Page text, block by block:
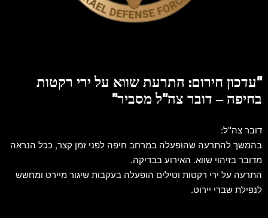
"עדכון חירום: התרעת שווא על ירי רקטות
בחיפה – דובר צה"ל מסביר"
דובר צה"ל:
בהמשך להתרעה שהופעלה במרחב חיפה לפני זמן קצר, ככל הנראה
מדובר בזיהוי שווא. האירוע בבדיקה.
התרעה על ירי רקטות וטילים הופעלה בעקבות שיגור מיירט ומחשש
לנפילת שברי יירוט.